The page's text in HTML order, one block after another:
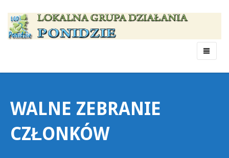
Menu
WALNE ZEBRANIE
CZŁONKÓW